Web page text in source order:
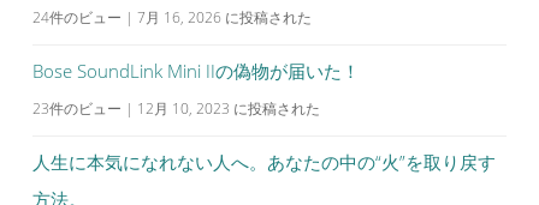
24件のビュー | 7月 16, 2026 に投稿された
Bose SoundLink Mini IIの偽物が届いた！
23件のビュー | 12月 10, 2023 に投稿された
人生に本気になれない人へ。あなたの中の“火”を取り戻す
方法。